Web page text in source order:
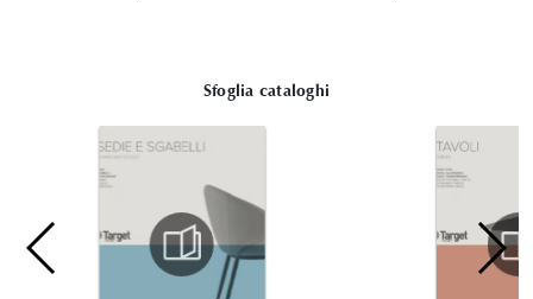
Sfoglia cataloghi